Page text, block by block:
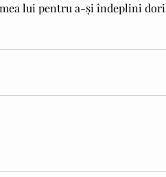
lui pentru a-și îndeplini